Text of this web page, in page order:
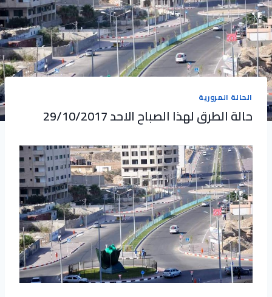
الحالة المرورية
حالة الطرق لهذا الصباح الاحد 29/10/2017